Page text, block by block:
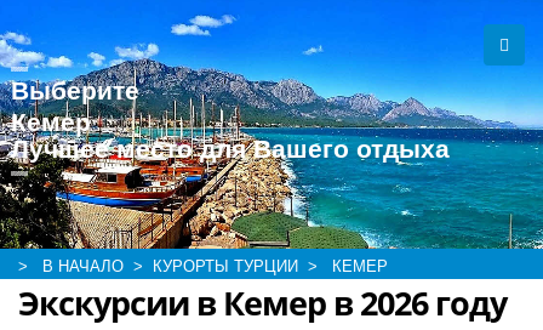
Выберите
Кемер
Лучшее место для Вашего отдыха
> В НАЧАЛО > КУРОРТЫ ТУРЦИИ > КЕМЕР
Экскурсии в Кемер в 2026 году